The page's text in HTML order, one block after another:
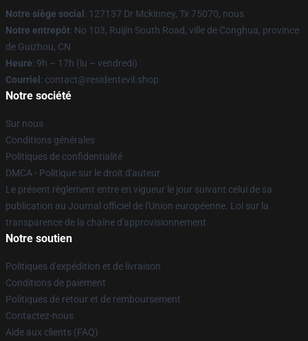
Notre siège social : 127137 Dr Mckinney, Tx 75070, nous
Notre entrepôt: No 103, Ruijin South Road, ville de Conghua, province
de Guizhou, CN
Heure: 9h – 17h (lu – vendredi)
Courriel : contact@residentevil.shop
Notre société
Sur nous
Conditions générales
Politiques de confidentialité
DMCA - Politique sur le droit d'auteur
Le présent règlement entre en vigueur le jour suivant celui de sa
publication au Journal officiel de l'Union européenne. Loi sur la
transparence de la chaîne d'approvisionnement
Notre soutien
Politiques d'expédition et de livraison
Conditions de paiement
Politiques de retour et de remboursement
Contactez-nous
Aide aux clients (FAQ)